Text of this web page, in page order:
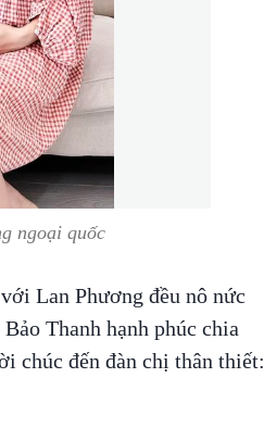
ngoại quốc
Lan Phương đều nô nức
Thanh hạnh phúc chia
chúc đến đàn chị thân thiết: